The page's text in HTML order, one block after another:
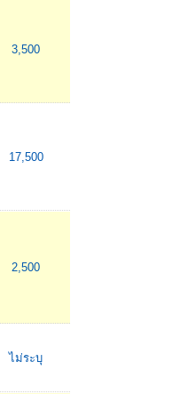
3,500
17,500
2,500
ไม่ระบุ